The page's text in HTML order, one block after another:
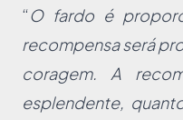
“O fardo é
recompensa será
coragem. A
esplendente,